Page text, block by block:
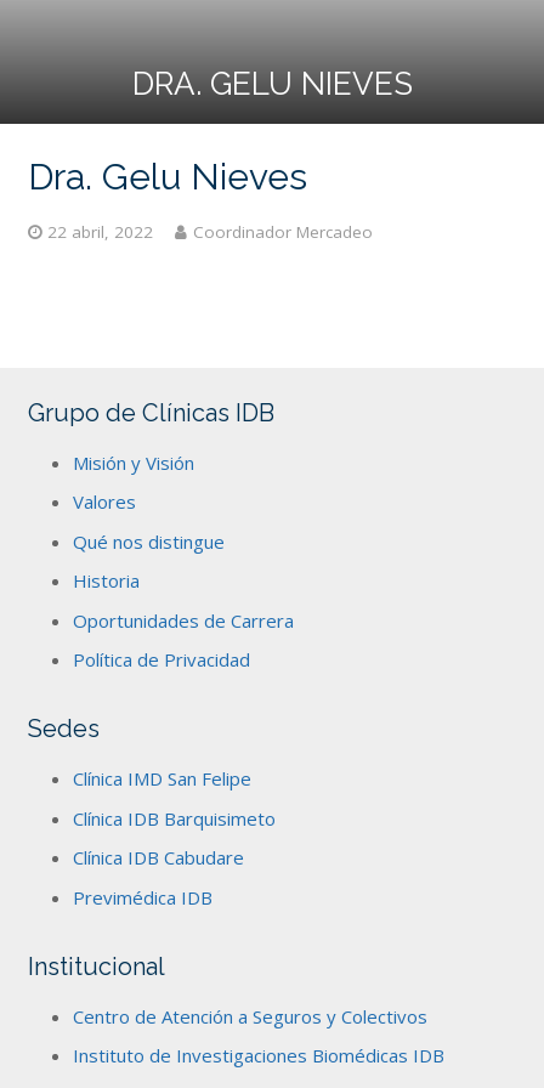
DRA. GELU NIEVES
Dra. Gelu Nieves
22 abril, 2022 Coordinador Mercadeo
Grupo de Clínicas IDB
Misión y Visión
Valores
Qué nos distingue
Historia
Oportunidades de Carrera
Política de Privacidad
Sedes
Clínica IMD San Felipe
Clínica IDB Barquisimeto
Clínica IDB Cabudare
Previmédica IDB
Institucional
Centro de Atención a Seguros y Colectivos
Instituto de Investigaciones Biomédicas IDB